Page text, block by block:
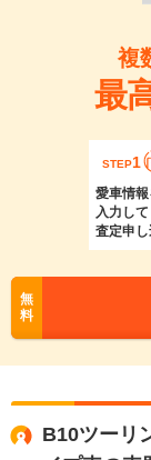
複
最
STEP1
愛車情
入力して
査定申
無
料
B10ツーリ